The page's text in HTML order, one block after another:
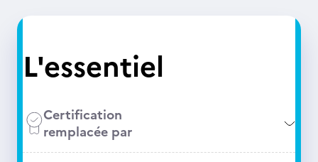
L'essentiel
Certification
remplacée par